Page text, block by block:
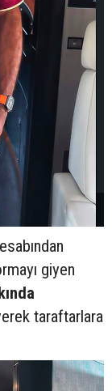
giyen
taraftarlara